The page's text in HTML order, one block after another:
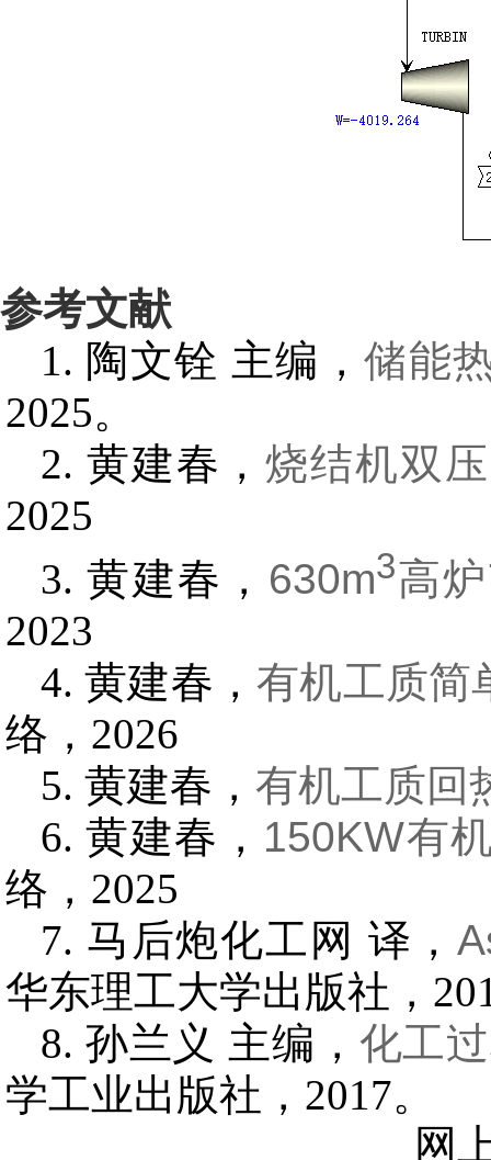
参考文献
陶文铨 主编，储能
2025。
黄建春，烧结机双
2025
黄建春， 630m3高
2023
黄建春，有机工质简
络，2026
黄建春， 有机工质回
黄建春， 150KW有
络，2025
马后炮化工网 译，
华东理工大学出版社，
孙兰义 主编， 化工
学工业出版社，2017。
网